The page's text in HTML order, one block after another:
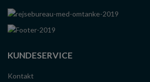
KUNDESERVICE
Kontakt